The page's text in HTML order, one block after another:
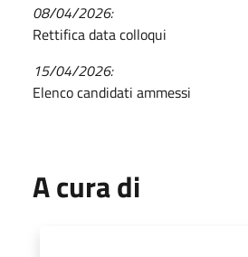
08/04/2026:
Rettifica data colloqui
15/04/2026:
Elenco candidati ammessi
A cura di